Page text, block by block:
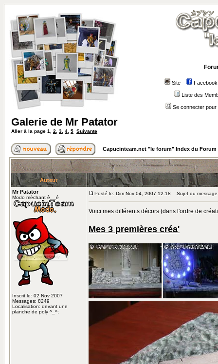
Site Facebook
Liste des
Se connecter
Galerie de Mr Patator
Aller à la page 1 2 3 4 5 Suivante
Capucinteam.net "le forum" Index du Forum
Auteur
Mr Patator
Modo méchant è__é
Inscrit le: 02 Nov 2007
Messages: 8249
Localisation: devant une
planche de poly ^_^;
Posté le: Dim Nov 04, 2007 12:18 Sujet du
Voici mes différents décors (dans l'ordre de
Mes 3 premières créa'